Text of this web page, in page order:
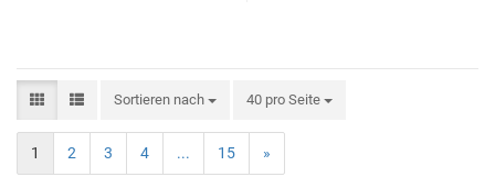
Sortieren nach 40 pro Seite
1 2 3 4 ... 15 »